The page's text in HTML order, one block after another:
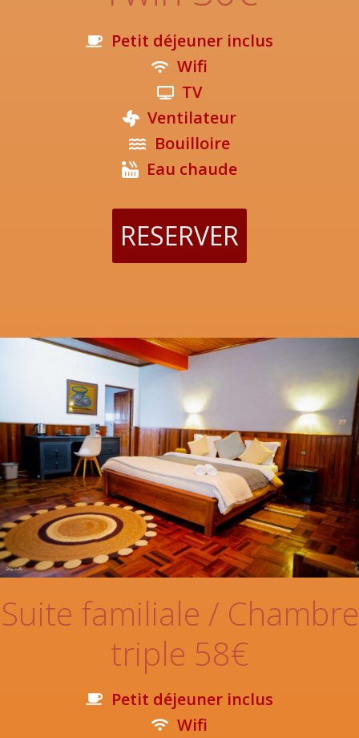
Petit déjeuner inclus
Wifi
TV
Ventilateur
Bouilloire
Eau chaude
RESERVER
Suite familiale / Chambre
triple 58€
Petit déjeuner inclus
Wifi